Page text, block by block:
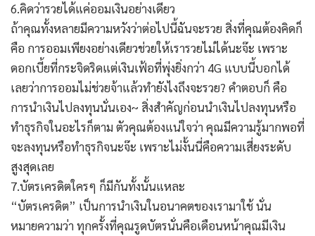
6.คิดว่ารวยได้แค่ออมเงินอย่างเดียว
ถ้าคุณทั้งหลายมีความหวังว่าต่อไปนี้ฉันจะรวย สิ่งที่คุณต้องคิดก็
คือ การออมเพียงอย่างเดียวช่วยให้เรารวยไม่ได้นะจ๊ะ เพราะ
ดอกเบี้ยที่กระจิดริดแต่เงินเฟ้อที่พุ่งยิ่งกว่า 4G แบบนี้บอกได้
เลยว่าการออมไม่ช่วยจ้าแล้วทำยังไงถึงจะรวย? คำตอบก็ คือ
การนำเงินไปลงทุนนั่นเอง~ สิ่งสำคัญก่อนนำเงินไปลงทุนหรือ
ทำธุรกิจในอะไรก็ตาม ตัวคุณต้องแน่ใจว่า คุณมีความรู้มากพอที่
จะลงทุนหรือทำธุรกิจนะจ๊ะ เพราะไม่งั้นนี่คือความเสี่ยงระดับ
สูงสุดเลย
7.บัตรเครดิตใครๆ ก็มีกันทั้งนั้นแหละ
“บัตรเครดิต” เป็นการนำเงินในอนาคตของเรามาใช้ นั่น
หมายความว่า ทุกครั้งที่คุณรูดบัตรนั่นคือเดือนหน้าคุณมีเงิน